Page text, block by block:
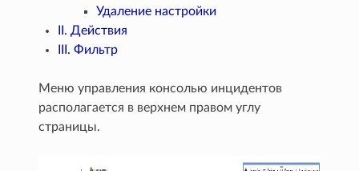
Удаление настройки
II. Действия
III. Фильтр
Меню управления консолью инцидентов
располагается в верхнем правом углу
страницы.